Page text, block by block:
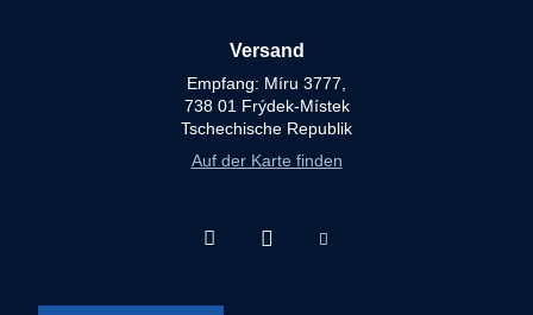
Versand
Empfang: Míru 3777,
738 01 Frýdek-Místek
Tschechische Republik
Auf der Karte finden